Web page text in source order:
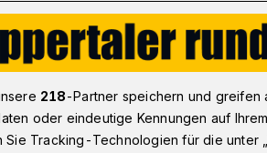
Altbau: „Ökologisch und ökonomisch
218-Partner speichern und
oder eindeutige Kennungen auf
Sie Tracking-Technologien für die unter